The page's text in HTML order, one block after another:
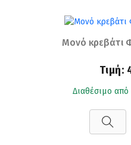
Μονό κρεβάτι
Τιμή:
Διαθέσιμο